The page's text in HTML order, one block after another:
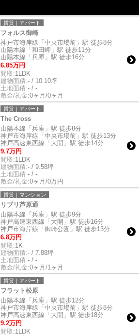
賃貸｜アパート
フォルス御崎
神戸市海岸線「中央市場前」駅 徒歩8分
山陽本線「和田岬」駅 徒歩11分
山陽本線「兵庫」駅 徒歩16分
6.85万円
間取:1LDK
建物面積:- / 10.10坪
土地面積:- / -
敷金/礼金:0ヶ月/0ヶ月
賃貸｜アパート
The Cross
山陽本線「兵庫」駅 徒歩8分
神戸市海岸線「中央市場前」駅 徒歩13分
神戸高速東西線「大開」駅 徒歩14分
9.7万円
間取:1LDK
建物面積:- / 9.58坪
土地面積:- / -
敷金/礼金:0ヶ月/0万円
賃貸｜マンション
リブリ芦原通
山陽本線「兵庫」駅 徒歩9分
神戸高速東西線「大開」駅 徒歩16分
神戸市海岸線「御崎公園」駅 徒歩13分
6.8万円
間取:1K
建物面積:- / 7.88坪
土地面積:- / -
敷金/礼金:0ヶ月/1ヶ月
賃貸｜アパート
フラット松原
山陽本線「兵庫」駅 徒歩12分
神戸市海岸線「中央市場前」駅 徒歩8分
神戸高速東西線「大開」駅 徒歩18分
9.2万円
間取:1LDK